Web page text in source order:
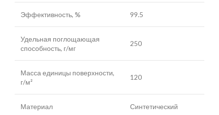
Эффективность, % 99.5
Удельная поглощающая
способность, г/мг
250
Масса единицы поверхности,
г/м²
120
Материал Синтетический